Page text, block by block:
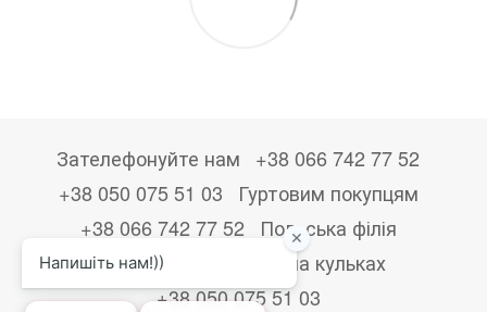
Зателефонуйте нам
+38 066 742 77 52
+38 050 075 51 03
Гуртовим покупцям
+38 066 742 77 52
Польська філія
+48533867723
Друк на кульках
+38 050 075 51 03